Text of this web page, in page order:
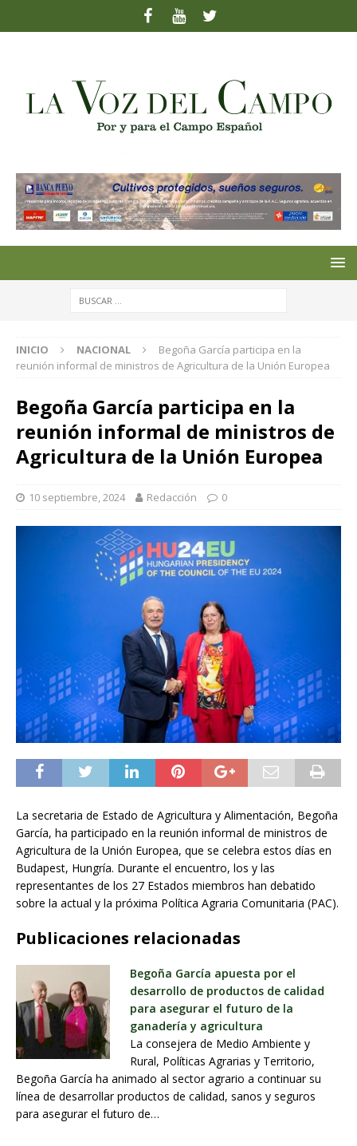
INICIO NACIONAL
Begoña García participa en la
reunión informal de ministros de Agricultura de la Unión Europea
Begoña García participa en la
reunión informal de ministros de
Agricultura de la Unión Europea
10 septiembre, 2024 Redacción 0
La secretaria de Estado de Agricultura y Alimentación, Begoña
García, ha participado en la reunión informal de ministros de
Agricultura de la Unión Europea, que se celebra estos días en
Budapest, Hungría. Durante el encuentro, los y las
representantes de los 27 Estados miembros han debatido
sobre la actual y la próxima Política Agraria Comunitaria (PAC).
Publicaciones relacionadas
Begoña García apuesta por el
desarrollo de productos de calidad
para asegurar el futuro de la
ganadería y agricultura
La consejera de Medio Ambiente y
Rural, Políticas Agrarias y Territorio,
Begoña García ha animado al sector agrario a continuar su
línea de desarrollar productos de calidad, sanos y seguros
para asegurar el futuro de…